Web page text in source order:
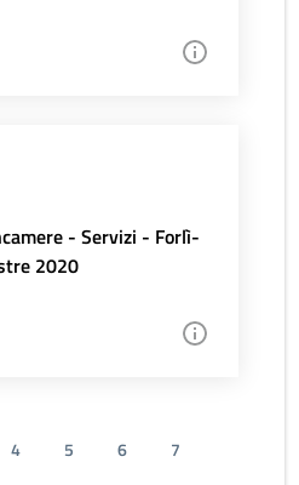
- Servizi - Forlì-
2020
4 5 6
7